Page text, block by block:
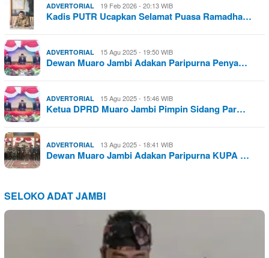
ADVERTORIAL 19 Feb 2026 - 20:13 WIB
Kadis PUTR Ucapkan Selamat Puasa Ramadha…
ADVERTORIAL 15 Agu 2025 - 19:50 WIB
Dewan Muaro Jambi Adakan Paripurna Penya…
ADVERTORIAL 15 Agu 2025 - 15:46 WIB
Ketua DPRD Muaro Jambi Pimpin Sidang Par…
ADVERTORIAL 13 Agu 2025 - 18:41 WIB
Dewan Muaro Jambi Adakan Paripurna KUPA …
SELOKO ADAT JAMBI